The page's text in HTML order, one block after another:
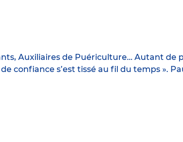
Auxiliaires de Puériculture… Autant
confiance s’est tissé au fil du temps ».